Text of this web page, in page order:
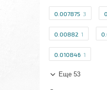
0.007875 3
0.00882 1
0.010846 1
Еще 53